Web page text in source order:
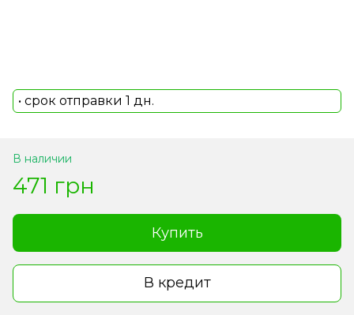
• срок отправки 1 дн.
В наличии
471 грн
Купить
В кредит